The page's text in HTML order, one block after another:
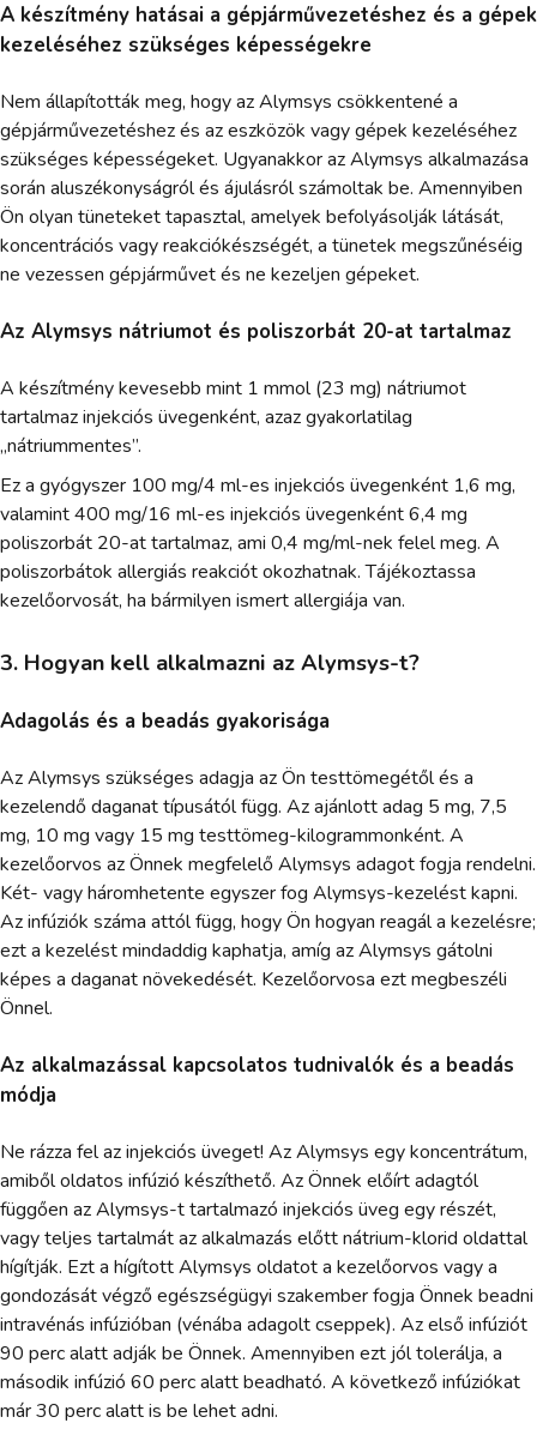
A készítmény hatásai a gépjárművezetéshez és a gépek
kezeléséhez szükséges képességekre
Nem állapították meg, hogy az Alymsys csökkentené a
gépjárművezetéshez és az eszközök vagy gépek kezeléséhez
szükséges képességeket. Ugyanakkor az Alymsys alkalmazása
során aluszékonyságról és ájulásról számoltak be. Amennyiben
Ön olyan tüneteket tapasztal, amelyek befolyásolják látását,
koncentrációs vagy reakciókészségét, a tünetek megszűnéséig
ne vezessen gépjárművet és ne kezeljen gépeket.
Az Alymsys nátriumot és poliszorbát 20-at tartalmaz
A készítmény kevesebb mint 1 mmol (23 mg) nátriumot
tartalmaz injekciós üvegenként, azaz gyakorlatilag
„nátriummentes”.
Ez a gyógyszer 100 mg/4 ml-es injekciós üvegenként 1,6 mg,
valamint 400 mg/16 ml-es injekciós üvegenként 6,4 mg
poliszorbát 20-at tartalmaz, ami 0,4 mg/ml-nek felel meg. A
poliszorbátok allergiás reakciót okozhatnak. Tájékoztassa
kezelőorvosát, ha bármilyen ismert allergiája van.
3. Hogyan kell alkalmazni az Alymsys-t?
Adagolás és a beadás gyakorisága
Az Alymsys szükséges adagja az Ön testtömegétől és a
kezelendő daganat típusától függ. Az ajánlott adag 5 mg, 7,5
mg, 10 mg vagy 15 mg testtömeg-kilogrammonként. A
kezelőorvos az Önnek megfelelő Alymsys adagot fogja rendelni.
Két- vagy háromhetente egyszer fog Alymsys-kezelést kapni.
Az infúziók száma attól függ, hogy Ön hogyan reagál a kezelésre;
ezt a kezelést mindaddig kaphatja, amíg az Alymsys gátolni
képes a daganat növekedését. Kezelőorvosa ezt megbeszéli
Önnel.
Az alkalmazással kapcsolatos tudnivalók és a beadás
módja
Ne rázza fel az injekciós üveget! Az Alymsys egy koncentrátum,
amiből oldatos infúzió készíthető. Az Önnek előírt adagtól
függően az Alymsys-t tartalmazó injekciós üveg egy részét,
vagy teljes tartalmát az alkalmazás előtt nátrium-klorid oldattal
hígítják. Ezt a hígított Alymsys oldatot a kezelőorvos vagy a
gondozását végző egészségügyi szakember fogja Önnek beadni
intravénás infúzióban (vénába adagolt cseppek). Az első infúziót
90 perc alatt adják be Önnek. Amennyiben ezt jól tolerálja, a
második infúzió 60 perc alatt beadható. A következő infúziókat
már 30 perc alatt is be lehet adni.